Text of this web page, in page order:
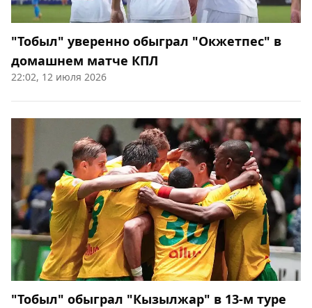
"Тобыл" уверенно обыграл "Окжетпес" в
домашнем матче КПЛ
22:02, 12 июля 2026
"Тобыл" обыграл "Кызылжар" в 13-м туре